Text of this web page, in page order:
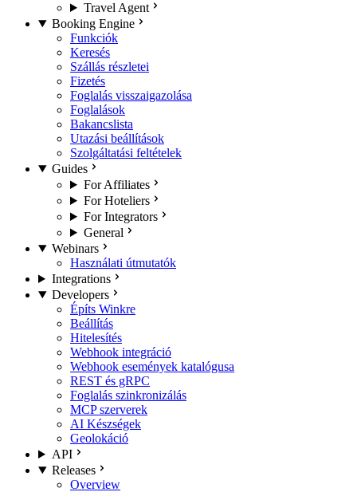
Travel Agent
Booking Engine
Funkciók
Keresés
Szállás részletei
Fizetés
Foglalás visszaigazolása
Foglalások
Bakancslista
Utazási beállítások
Szolgáltatási feltételek
Guides
For Affiliates
For Hoteliers
For Integrators
General
Webinars
Használati útmutatók
Integrations
Developers
Építs Winkre
Beállítás
Hitelesítés
Webhook integráció
Webhook események katalógusa
REST és gRPC
Foglalás szinkronizálás
MCP szerverek
AI Készségek
Geolokáció
API
Releases
Overview